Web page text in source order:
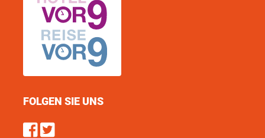
FOLGEN SIE UNS
Find us on Facebook
Follow us on Twitter